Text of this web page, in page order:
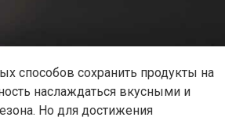
способов сохранить продукты на
наслаждаться вкусными и
Но для достижения